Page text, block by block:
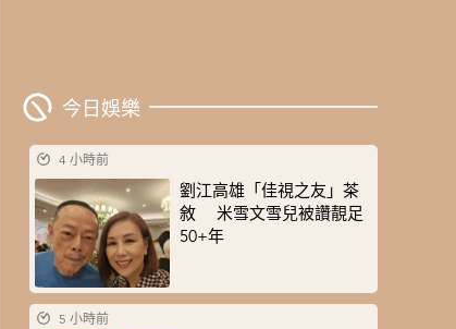
今日娛樂
4 小時前
劉江高雄「佳視之友」茶
敘 米雪文雪兒被讚靚足
50+年
5 小時前